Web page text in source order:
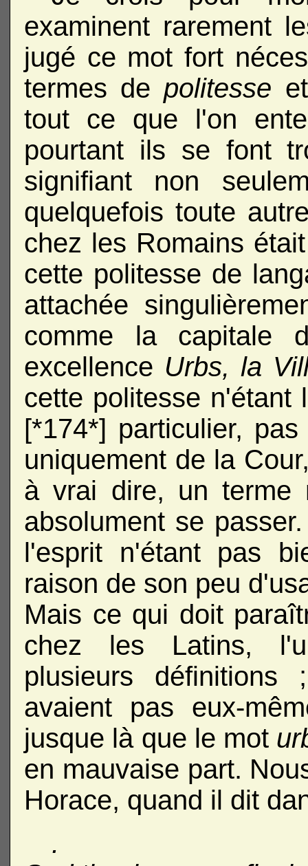
examinent rarement
jugé ce mot fort
termes depolitesse
tout ce que l'on
pourtant ils se font
signifiant non
quelquefois toute
chez les Romains
cette politesse de
attachée
comme la capitale
excellence Urbs, la
cette politesse n'étant
[*174*] particulier,
uniquement de la
à vrai dire, un terme
absolument se
l'esprit n'étant pas
raison de son peu
Mais ce qui doit
chez les Latins,
plusieurs
avaient pas eux-
jusque là que le mot
en mauvaise part.
Horace, quand il dit
.